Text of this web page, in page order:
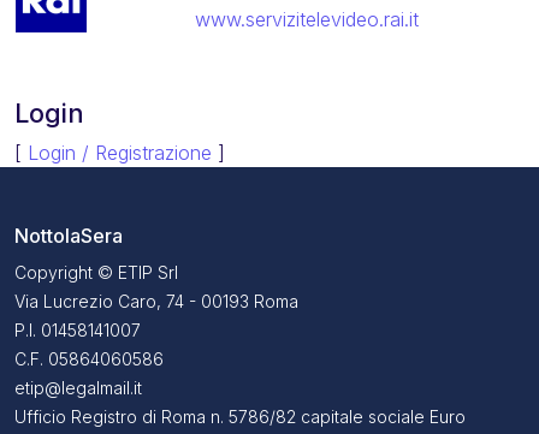
www.servizitelevideo.rai.it
Login
[ Login / Registrazione ]
NottolaSera
Copyright © ETIP Srl
Via Lucrezio Caro, 74 - 00193 Roma
P.I. 01458141007
C.F. 05864060586
etip@legalmail.it
Ufficio Registro di Roma n. 5786/82 capitale sociale Euro